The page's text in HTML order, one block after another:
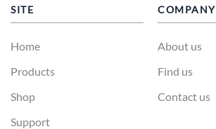
SITE
Home
Products
Shop
Support
COMPANY
About us
Find us
Contact us